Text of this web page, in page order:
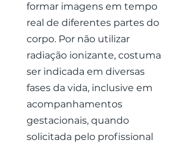
formar imagens em tempo
real de diferentes partes do
corpo. Por não utilizar
radiação ionizante, costuma
ser indicada em diversas
fases da vida, inclusive em
acompanhamentos
gestacionais, quando
solicitada pelo profissional